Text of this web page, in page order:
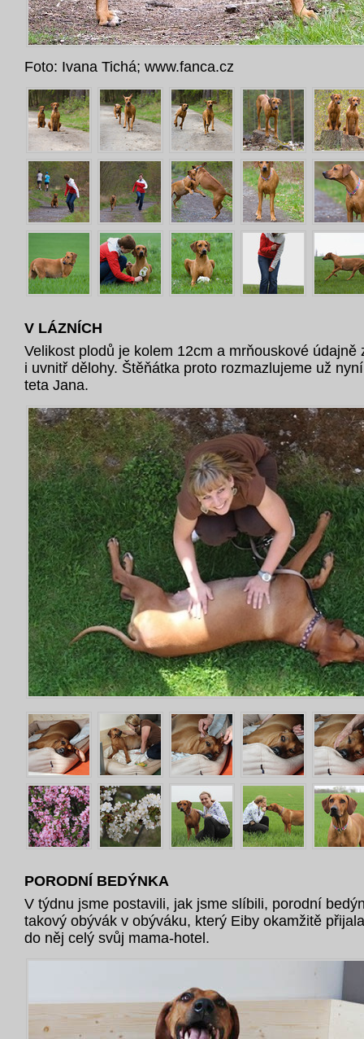
Foto: Ivana Tichá; www.fanca.cz
V LÁZNÍCH
Velikost plodů je kolem 12cm a mrňouskové
i uvnitř dělohy. Štěňátka proto rozmazlujeme už
teta Jana.
PORODNÍ BEDÝNKA
V týdnu jsme postavili, jak jsme slíbili, porodní
takový obývák v obýváku, který Eiby okamžitě
do něj celý svůj mama-hotel.